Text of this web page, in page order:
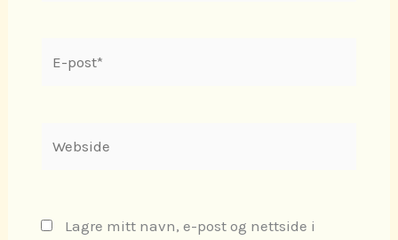
post*
Lagre mitt navn, e-post og nettside i